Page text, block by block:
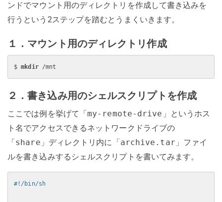
ンドでマウント用のディレクトリを作成して書き込みを
行うという2ステップを踏むとうまくいきます。
１．マウント用のディレクトリ作成
$ mkdir
２．書き込み用のシェルスクリプトを作成
ここでは例を挙げて「 my-remote-drive 」というホス
ト名でアクセスできるネットワークドライブの
「 share 」ディレクトリ内に「 archive.tar 」ファイ
ルを書き込みするシェルスクリプトを書いてみます。
#!/bin/sh